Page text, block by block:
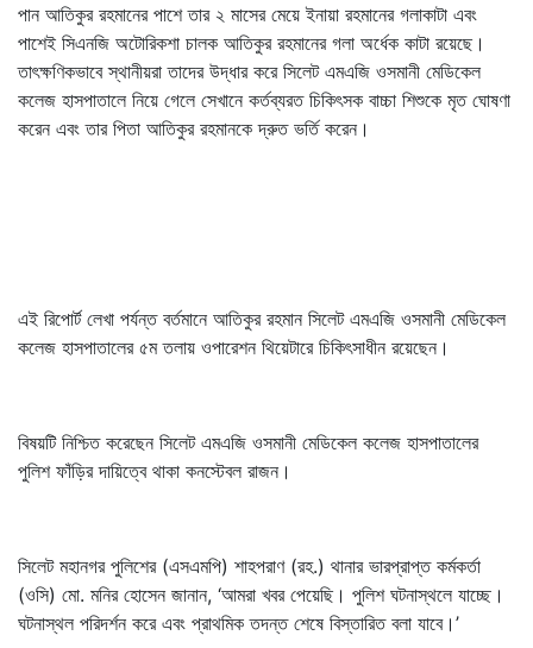
পান আতিকুর রহমানের পাশে তার ২ মাসের মেয়ে ইনায়া রহমানের গলাকাটা এবং
পাশেই সিএনজি অটোরিকশা চালক আতিকুর রহমানের গলা অর্ধেক কাটা রয়েছে।
তাৎক্ষণিকভাবে স্থানীয়রা তাদের উদ্ধার করে সিলেট এমএজি ওসমানী মেডিকেল
কলেজ হাসপাতালে নিয়ে গেলে সেখানে কর্তব্যরত চিকিৎসক বাচ্চা শিশুকে মৃত ঘোষণা
করেন এবং তার পিতা আতিকুর রহমানকে দ্রুত ভর্তি করেন।
এই রিপোর্ট লেখা পর্যন্ত বর্তমানে আতিকুর রহমান সিলেট এমএজি ওসমানী মেডিকেল
কলেজ হাসপাতালের ৫ম তলায় ওপারেশন থিয়েটারে চিকিৎসাধীন রয়েছেন।
বিষয়টি নিশ্চিত করেছেন সিলেট এমএজি ওসমানী মেডিকেল কলেজ হাসপাতালের
পুলিশ ফাঁড়ির দায়িত্বে থাকা কনস্টেবল রাজন।
সিলেট মহানগর পুলিশের (এসএমপি) শাহপরাণ (রহ.) থানার ভারপ্রাপ্ত কর্মকর্তা
(ওসি) মো. মনির হোসেন জানান, ‘আমরা খবর পেয়েছি। পুলিশ ঘটনাস্থলে যাচ্ছে।
ঘটনাস্থল পরিদর্শন করে এবং প্রাথমিক তদন্ত শেষে বিস্তারিত বলা যাবে।’